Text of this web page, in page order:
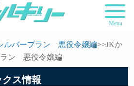
Menu
ルバープラン 悪役令嬢編>>JKか
ラン 悪役令嬢編
ス情報